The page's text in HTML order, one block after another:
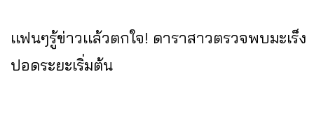
เเฟนๆรู้ข่าวเเล้วตกใจ! ดาราสาวตรวจพบมะเร็ง
ปอดระยะเริ่มต้น